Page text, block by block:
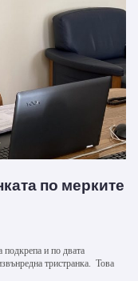
по мерките
подкрепа и по двата
тристранка. Това